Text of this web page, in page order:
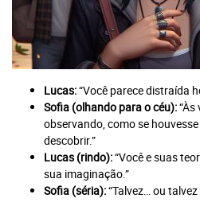
Lucas:“Você parece distraída
Sofia (olhando para o céu):
observando, como se
descobrir.”
Lucas (rindo):“Você e suas
sua imaginação.”
Sofia (séria):“Talvez… ou